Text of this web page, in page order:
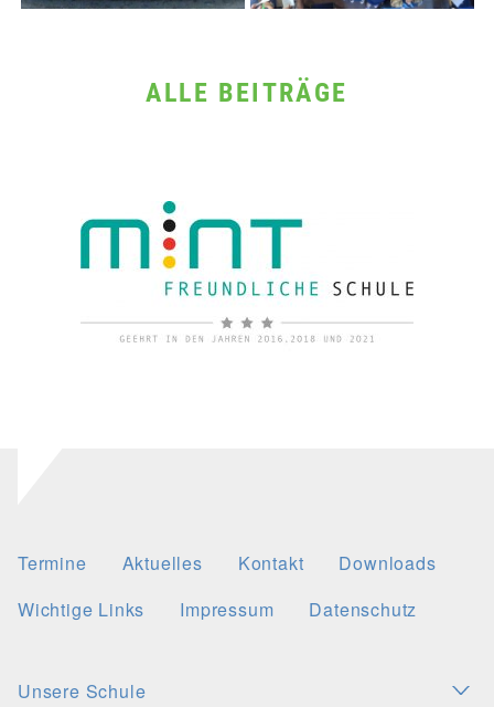
ALLE BEITRÄGE
Termine Aktuelles Kontakt
Downloads
Wichtige Links
Impressum Datenschutz
Unsere Schule